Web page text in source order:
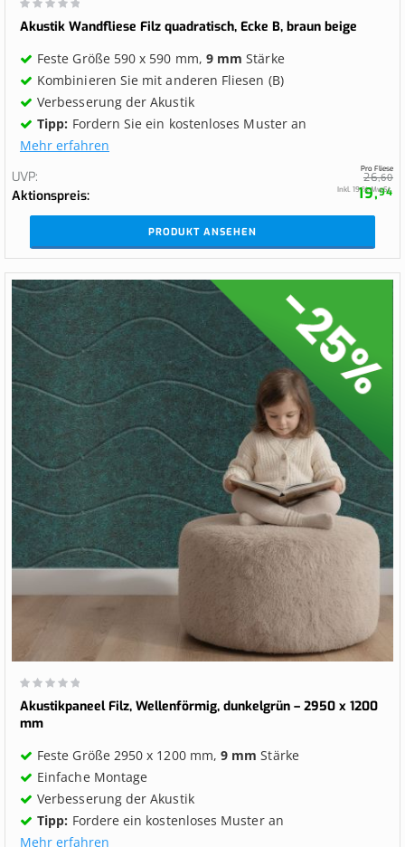
0%
Akustik Wandfliese Filz quadratisch, Ecke B, braun beige
Feste Größe 590 x 590 mm, 9 mm Stärke
Kombinieren Sie mit anderen Fliesen (B)
Verbesserung der Akustik
Tipp: Fordern Sie ein kostenloses Muster an
Mehr erfahren
UVP
26,60
Aktionspreis
Pro Fliese
19,94
Inkl. 19 % MwSt.
PRODUKT ANSEHEN
Wertung:
0%
Akustikpaneel Filz, Wellenförmig, dunkelgrün – 2950 x 1200
mm
Feste Größe 2950 x 1200 mm,9 mm Stärke
Einfache Montage
Verbesserung der Akustik
Tipp: Fordere ein kostenloses Muster an
Mehr erfahren